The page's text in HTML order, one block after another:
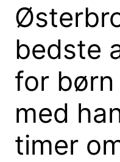
bedste
for
med
timer